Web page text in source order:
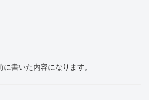
書いた内容になります。